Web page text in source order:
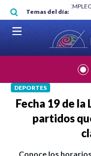
Pasar al contenido
Temas del día:
EMPLEO: JP MORGAN |
DEPORTES
Fecha 19 de
partidos
Conoce los